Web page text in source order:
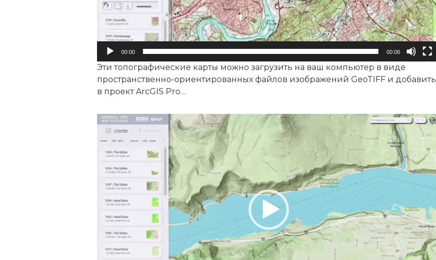
00:00 00:06
Эти топографические карты можно загрузить на ваш компьютер в виде
пространственно-ориентированных файлов изображений GeoTIFF и добавить
в проект ArcGIS Pro…
Видеоплеер